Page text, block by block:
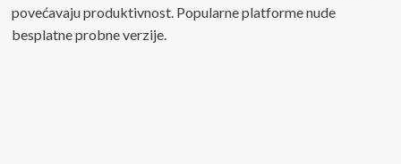
povećavaju produktivnost. Popularne platforme nude
besplatne probne verzije.